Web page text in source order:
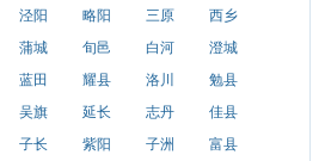
泾阳 略阳 三原
西乡
蒲城 旬邑 白河
澄城
蓝田 耀县 洛川
勉县
吴旗 延长 志丹
佳县
子长 紫阳 子洲
富县